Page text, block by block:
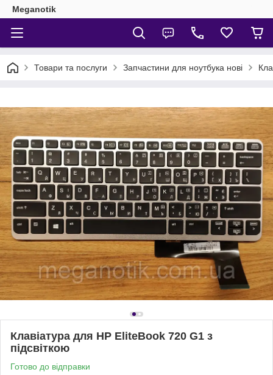
Meganotik
Товари та послуги Запчастини для ноутбука нові
Клавіатура для HP EliteBook 720 G1 з
підсвіткою
Готово до відправки